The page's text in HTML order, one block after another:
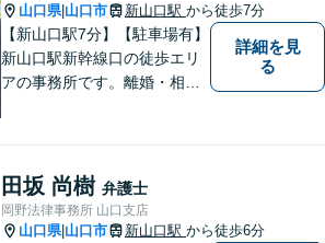
山口県| 山口市 新山口駅 から徒歩7分
【新山口駅7分】【駐車場有】
新山口駅新幹線口の徒歩エリ
アの事務所です。離婚・相続
になることがあれば、おたず
ねください。
詳細を見
る
田坂 尚樹 弁護士
岡野法律事務所 山口支店
山口県| 山口市 新山口駅 から徒歩6分